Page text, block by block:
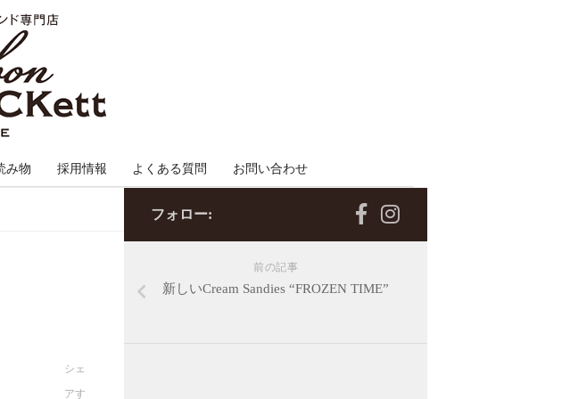
み物 採用情報 よくある質問 お問い合わせ
シェ
アす
フォロー:
前の記事
新しいCream Sandies “FROZEN TIME”